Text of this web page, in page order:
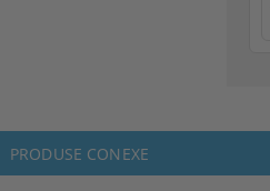
PRODUSE CONEXE